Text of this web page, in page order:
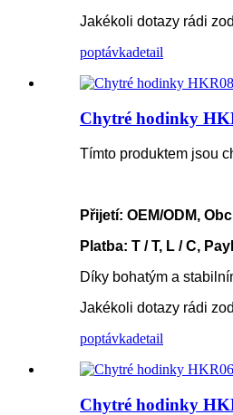
Jakékoli dotazy rádi
poptávkadetail
Chytré hodinky
Tímto produktem jsou
Přijetí: OEM/ODM,
Platba: T / T, L / C,
Díky bohatým a
Jakékoli dotazy rádi
poptávkadetail
Chytré hodinky